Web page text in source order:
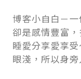
博客小自白－
卻是感情豐富
睡愛分享愛享
眼淺，所以身